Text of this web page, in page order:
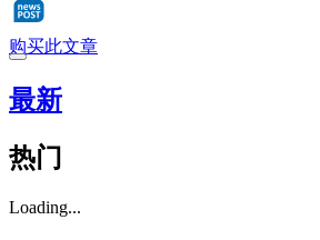
购买此文章
最新
热门
Loading...